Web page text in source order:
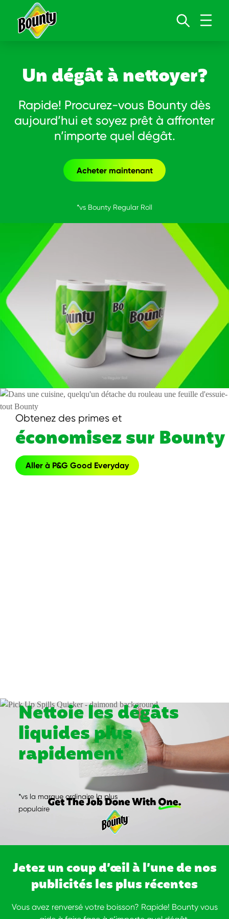
Skip to content
Un dégât à nettoyer?
Rapide! Procurez-vous Bounty dès
aujourd’hui et soyez prêt à affronter
n’importe quel dégât.
Acheter maintenant
*vs Bounty Regular Roll
Obtenez des primes et
économisez sur Bounty
Aller à P&G Good Everyday
Nettoie les dégâts
liquides plus
rapidement*
*vs la marque ordinaire la plus
populaire
Jetez un coup d’œil à l’une de nos
publicités les plus récentes
Vous avez renversé votre boisson? Rapide! Bounty vous